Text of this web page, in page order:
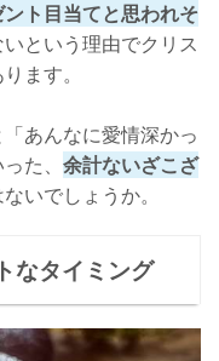
ント目当てと思われそ
という理由でクリス
ます。
あんなに愛情深かっ
た、 余計ないざこざ
いでしょうか。
なタイミング